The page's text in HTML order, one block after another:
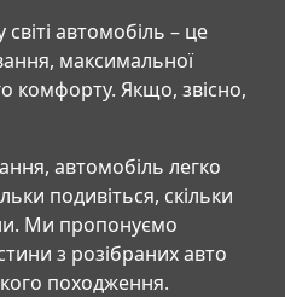
автомобіль – це
максимальної
комфорту. Якщо, звісно,
автомобіль легко
подивіться, скільки
Ми пропонуємо
з розібраних авто
походження.